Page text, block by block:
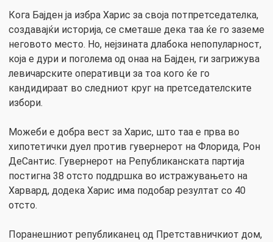
Кога Бајден ја избра Харис за своја потпретседателка,
создавајќи историја, се сметаше дека таа ќе го заземе
неговото место. Но, нејзината длабока непопуларност,
која е дури и поголема од онаа на Бајден, ги загрижува
левичарските оперативци за тоа кого ќе го
кандидираат во следниот круг на претседателските
избори.
Можеби е добра вест за Харис, што таа е прва во
хипотетички дуел против гувернерот на Флорида, Рон
ДеСантис. Гувернерот на Републиканската партија
постигна 38 отсто поддршка во истражувањето на
Харвард, додека Харис има подобар резултат со 40
отсто.
Поранешниот републиканец од Претставничкиот дом,